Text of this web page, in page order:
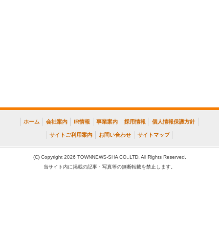
ホーム 会社案内 IR情報 事業案内 採用情報 個人情報保護方針
サイトご利用案内 お問い合わせ サイトマップ
(C) Copyright 2026 TOWNNEWS-SHA CO.,LTD. All Rights Reserved.
当サイト内に掲載の記事・写真等の無断転載を禁止します。